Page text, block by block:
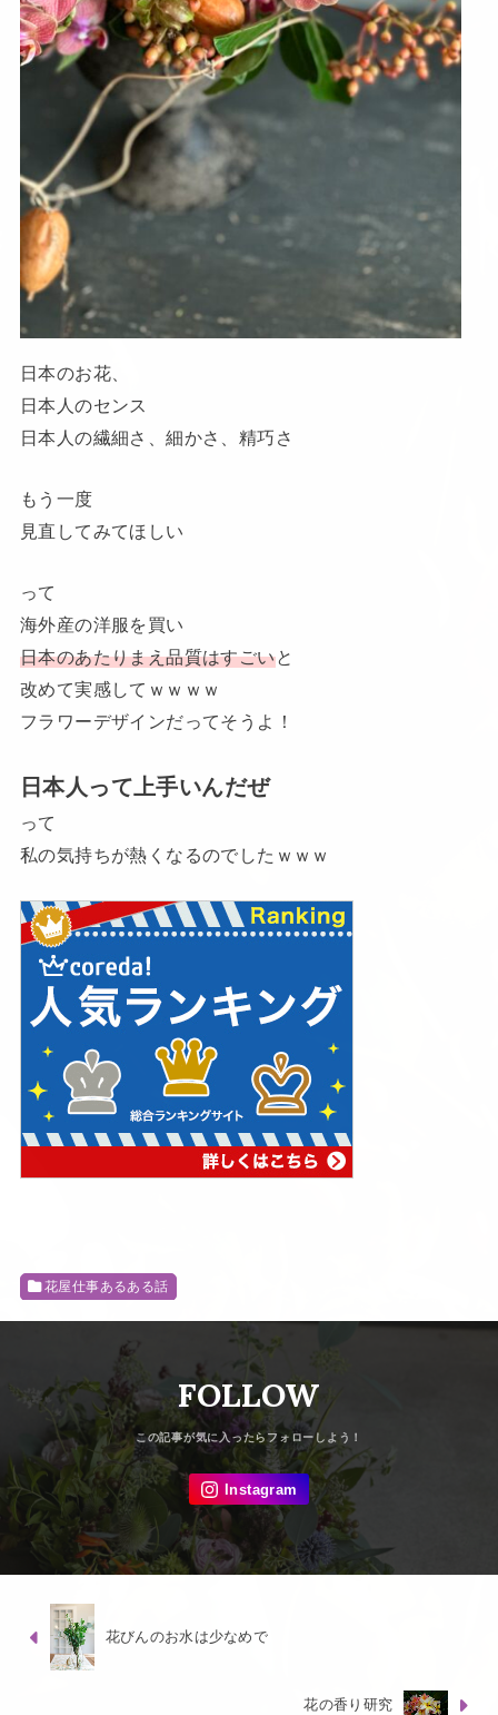
日本のお花、
日本人のセンス
日本人の繊細さ、細かさ、精巧さ
もう一度
見直してみてほしい
って
海外産の洋服を買い
日本のあたりまえ品質はすごいと
改めて実感してｗｗｗｗ
フラワーデザインだってそうよ！
日本人って上手いんだぜ
って
私の気持ちが熱くなるのでしたｗｗｗ
花屋仕事あるある話
FOLLOW
花びんのお水は少なめで
花の香り研究